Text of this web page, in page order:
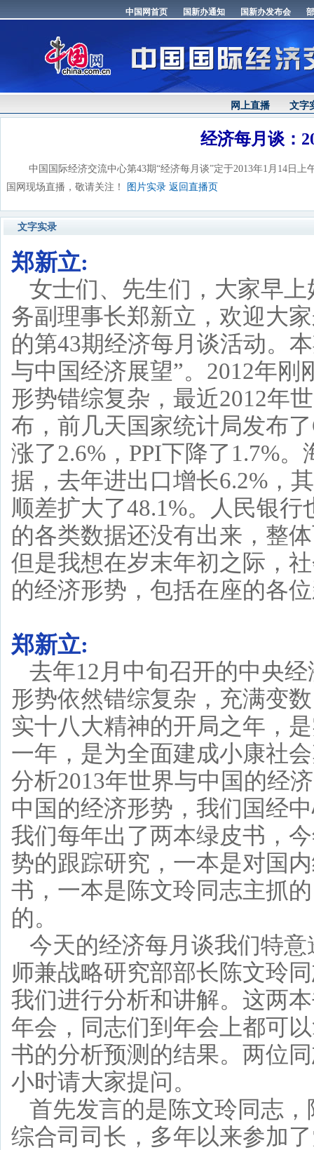
网上直播 文字
经济每月谈：
中国国际经济交流中心第43期“经济每月谈”定于2013年1月14日上
国网现场直播，敬请关注！
图片实录 返回直播页
文字实录
郑新立:
女士们、先生们，大家早
务副理事长郑新立，欢迎大
的第43期经济每月谈活动。
与中国经济展望”。2012年
形势错综复杂，最近2012年
布，前几天国家统计局发布
涨了2.6%，PPI下降了1.7%
据，去年进出口增长6.2%，
顺差扩大了48.1%。人民银
的各类数据还没有出来，整
但是我想在岁末年初之际，
的经济形势，包括在座的各
郑新立:
去年12月中旬召开的中央
形势依然错综复杂，充满变
实十八大精神的开局之年，
一年，是为全面建成小康社
分析2013年世界与中国的经
中国的经济形势，我们国经
我们每年出了两本绿皮书，
势的跟踪研究，一本是对国
书，一本是陈文玲同志主抓
的。
今天的经济每月谈我们特
师兼战略研究部部长陈文玲
我们进行分析和讲解。这两
年会，同志们到年会上都可
书的分析预测的结果。两位
小时请大家提问。
首先发言的是陈文玲同志
综合司司长，多年以来参加